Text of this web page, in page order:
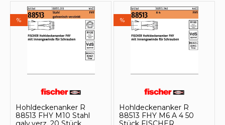
%
Hohldeckenanker R
88513 FHY M10 Stahl
%
Hohldeckenanker R
88513 FHY M6 A 4 50